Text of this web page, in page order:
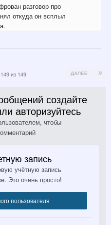
разговор про
откуда он всплыл
ДАЛЕЕ
из 149
создайте
авторизуйтесь
чтобы
запись
учётную запись
Это очень просто!
пользователя